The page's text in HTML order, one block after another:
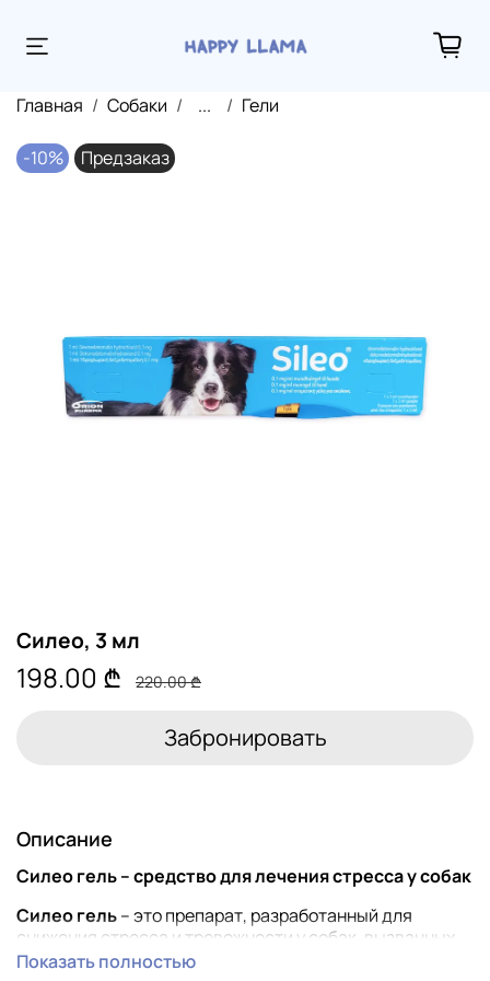
Главная Собаки ... Гели
-10% Предзаказ
Силео, 3 мл
198.00 ₾ 220.00 ₾
Забронировать
Описание
Силео гель – средство для лечения стресса у собак
Силео гель– это препарат, разработанный для
снижения стресса и тревожности у собак, вызванных
различными ситуациями, такими как поездки, громкие
Показать полностью